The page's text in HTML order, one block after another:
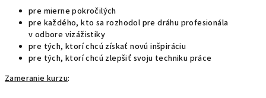
pre mierne pokročilých
pre každého, kto sa rozhodol pre dráhu profesionála
v odbore vizážistiky
pre tých, ktorí chcú získať novú inšpiráciu
pre tých, ktorí chcú zlepšiť svoju techniku práce
Zameranie kurzu: